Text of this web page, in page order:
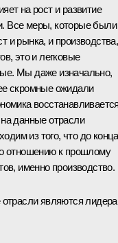
на рост и развитие
Все меры, которые были
и рынка, и производства,
это и легковые
Мы даже изначально,
скромные ожидали
данные отрасли
из того, что до конца
отношению к прошлому
именно производство.
являются